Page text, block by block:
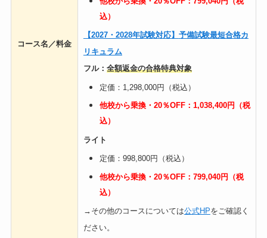
コース名／料金
込）
【2027・2028年試験対応】 予備試験最短合格カ
リキュラム
フル： 全額返金の合格特典対象
定価：1,298,000円（税込）
他校から乗換・20％OFF：1,038,400円（税
込）
ライト
定価：998,800円（税込）
他校から乗換・20％OFF：799,040円（税
込）
→その他のコースについては公式HPをご確認く
ださい。